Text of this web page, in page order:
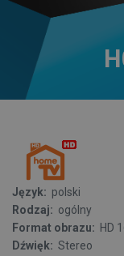
Język: polski
Rodzaj: ogólny
Format obrazu: HD
Dźwięk: Stereo